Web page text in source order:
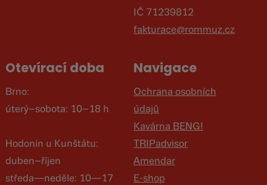
IČ 71239812
fakturace@rommuz.cz
Otevírací doba
Brno:
úterý–sobota: 10–18 h
Hodonín u Kunštátu:
duben–říjen
středa—neděle: 10—17
Navigace
Ochrana osobních
údajů
Kavárna BENG!
TRIPadvisor
Amendar
E-shop